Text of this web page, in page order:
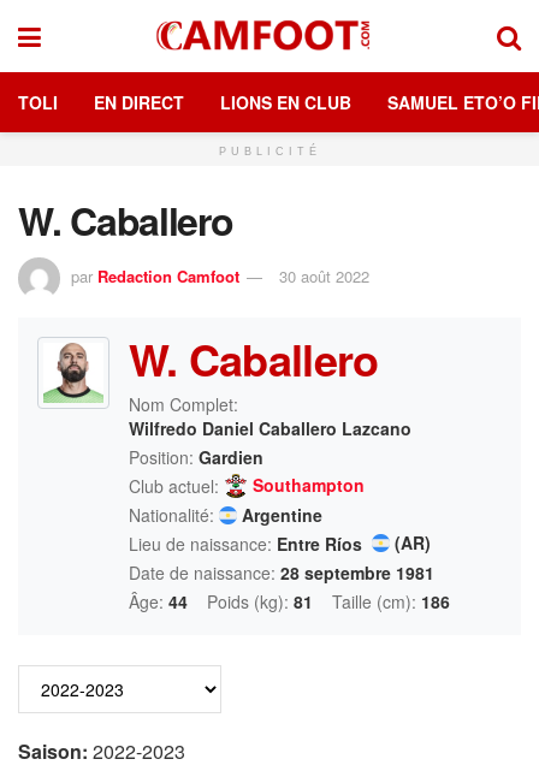
TOLI EN DIRECT LIONS EN CLUB SAMUEL ETO’O
PUBLICITÉ
W. Caballero
par Redaction Camfoot 30 août 2022
W. Caballero
Nom Complet:
Wilfredo Daniel Caballero Lazcano
Position: Gardien
Club actuel:
Southampton
Nationalité:
Argentine
Lieu de naissance: Entre Ríos
(AR)
Date de naissance: 28 septembre 1981
Âge: 44 Poids (kg): 81 Taille (cm): 186
Saison: 2022-2023